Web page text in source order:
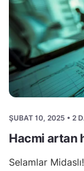
ŞUBAT 10, 2025 • 2
Hacmi artan
Selamlar